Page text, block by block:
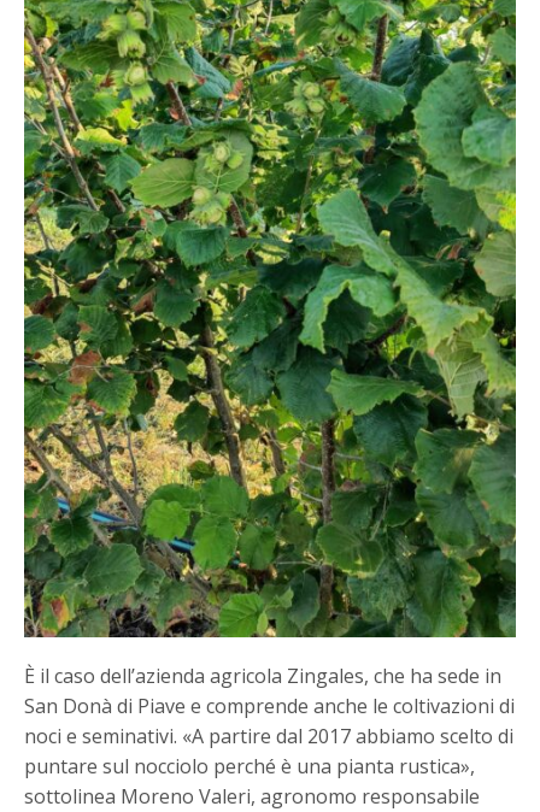
È il caso dell’azienda agricola Zingales, che ha sede in
San Donà di Piave e comprende anche le coltivazioni di
noci e seminativi. «A partire dal 2017 abbiamo scelto di
puntare sul nocciolo perché è una pianta rustica»,
sottolinea Moreno Valeri, agronomo responsabile